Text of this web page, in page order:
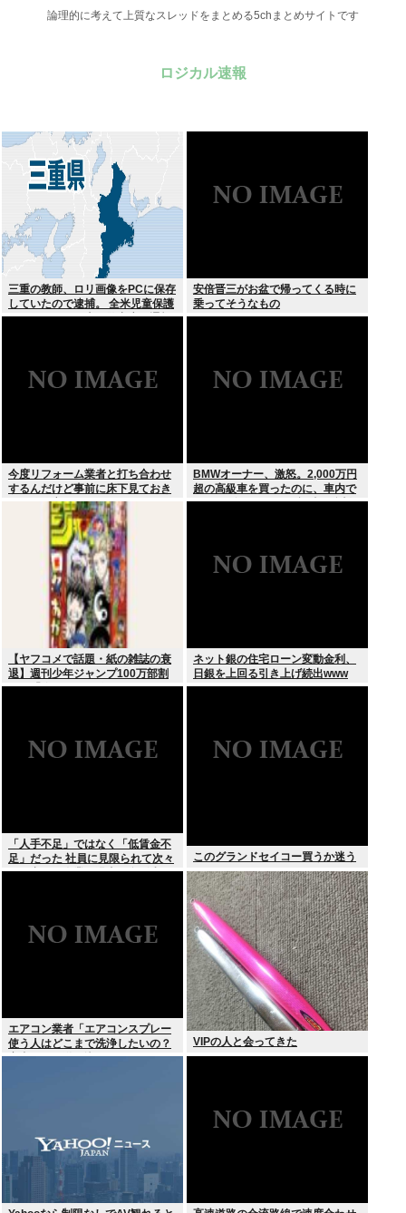
論理的に考えて上質なスレッドをまとめる5chまとめサイトです
ロジカル速報
三重の教師、ロリ画像をPCに保存
していたので逮捕。 全米児童保護
センターから日本の警察庁に通報
安倍晋三がお盆で帰ってくる時に
乗ってそうなもの
今度リフォーム業者と打ち合わせ
するんだけど事前に床下見ておき
たいって言われたんだけどそうい
うものなの？
BMWオーナー、激怒。2,000万円
超の高級車を買ったのに、車内で
スパイダーマンCMの視聴を強制
【ヤフコメで話題・紙の雑誌の衰
退】週刊少年ジャンプ100万部割
れは「終わり」の始まりか
ネット銀の住宅ローン変動金利、
日銀を上回る引き上げ続出www
「人手不足」ではなく「低賃金不
足」だった 社員に見限られて次々
と倒産する企業が過去最多 給与ア
このグランドセイコー買うか迷う
エアコン業者「エアコンスプレー
使う人はどこまで洗浄したいの？
室内に風を送り込んでるファンは
VIPの人と会ってきた